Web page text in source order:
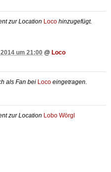
zur Location Loco hinzugefügt.
um 21:00 @ Loco
als Fan bei Loco eingetragen.
zur Location Lobo Wörgl